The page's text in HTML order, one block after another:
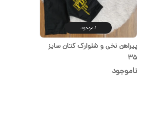
ناموجود
پیراهن نخی و شلوارک کتان سایز
۳۵
ناموجود